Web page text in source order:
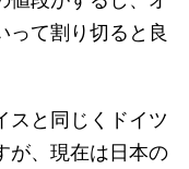
って割り切ると良
スと同じくドイツ
が、現在は日本の